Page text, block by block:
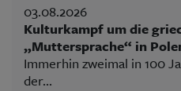
03.08.2026
Kulturkampf um die
„Muttersprache“ in
Immerhin zweimal in 100
der...